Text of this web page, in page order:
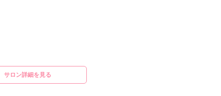
サロン詳細を見る